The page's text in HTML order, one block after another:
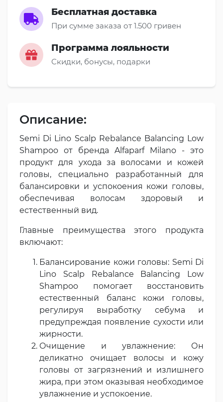
Бесплатная доставка
При сумме заказа от 1.500 гривен
Программа лояльности
Скидки, бонусы, подарки
Описание:
Semi Di Lino Scalp Rebalance Balancing Low
Shampoo от бренда Alfaparf Milano - это
продукт для ухода за волосами и кожей
головы, специально разработанный для
балансировки и успокоения кожи головы,
обеспечивая волосам здоровый и
естественный вид.
Главные преимущества этого продукта
включают:
Балансирование кожи головы: Semi Di
Lino Scalp Rebalance Balancing Low
Shampoo помогает восстановить
естественный баланс кожи головы,
регулируя выработку себума и
предупреждая появление сухости или
жирности.
Очищение и увлажнение: Он
деликатно очищает волосы и кожу
головы от загрязнений и излишнего
жира, при этом оказывая необходимое
увлажнение и успокоение.